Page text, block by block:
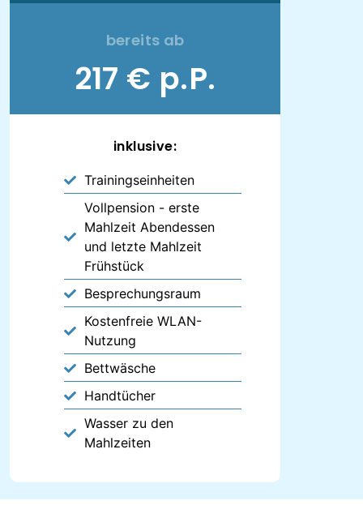
bereits ab
217 € p.P.
inklusive:
Trainingseinheiten
Vollpension - erste
Mahlzeit Abendessen
und letzte Mahlzeit
Frühstück
Besprechungsraum
Kostenfreie WLAN-
Nutzung
Bettwäsche
Handtücher
Wasser zu den
Mahlzeiten